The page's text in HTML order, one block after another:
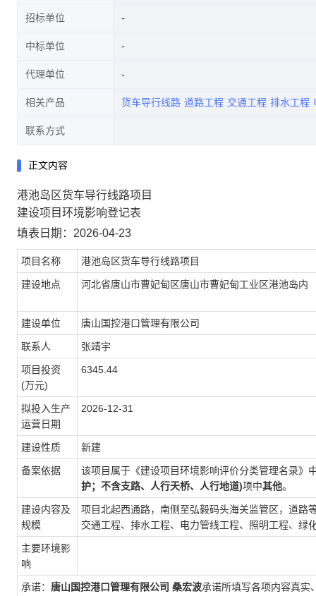
招标单位
中标单位
代理单位
相关产品 货车导行线路 道路工程 交通工程 排水工程
联系方式
正文内容
港池岛区货车导行线路项目
建设项目环境影响登记表
填表日期：2026-04-23
项目名称 港池岛区货车导行线路项目
建设地点 河北省唐山市曹妃甸区唐山市曹妃甸工业区港池岛内
建设单位 唐山国控港口管理有限公司
联系人 张靖宇
项目投资
(万元)
6345.44
拟投入生产
运营日期
2026-12-31
建设性质 新建
备案依据
该项目属于《建设项目环境影响评价分类管理名录》
护；不含支路、人行天桥、人行地道)项中其他。
建设内容及
规模
项目北起西通路，南侧至弘毅码头海关监管区，道路
交通工程、排水工程、电力管线工程、照明工程、绿
主要环境影
响
承诺： 唐山国控港口管理有限公司 桑宏波承诺所填写各项内容真实